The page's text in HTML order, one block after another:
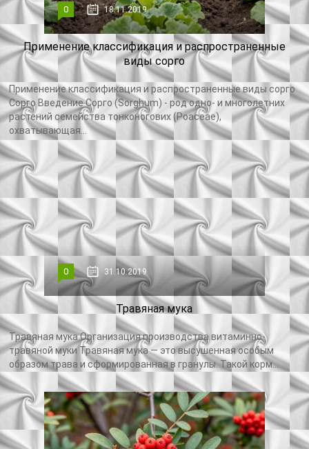
0 18.11.2019
Применение классификация и распространенные
виды сорго
Применение классификация и распространенные виды сорго
Сорго Введение Сорго (Sorghum) - род одно- и многолетних
растений семейства тонконогових (Poaceae),
охватывающая...
0 31.10.2019
Травяная мука
Травяная мука Организация производства витаминно-
травяной муки Травяная мука — это высушенная особым
образом трава и сформированная в гранулы. Такой корм...